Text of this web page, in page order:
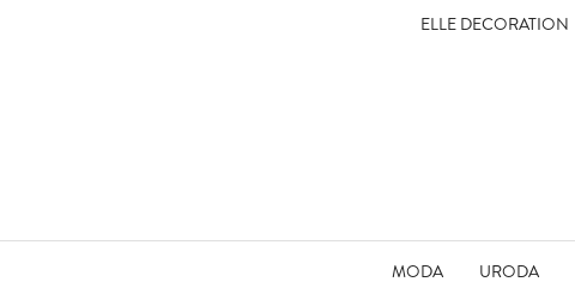
ELLE DECORATION
MODA URODA